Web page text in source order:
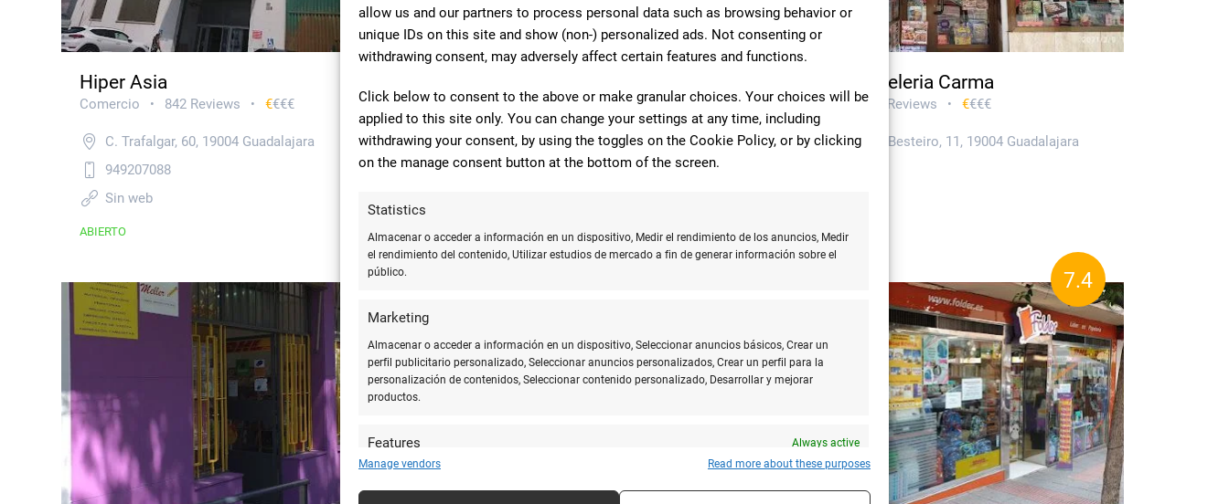
allow us and our partners to process personal data such as browsing behavior or
unique IDs on this site and show (non-) personalized ads. Not consenting or
withdrawing consent, may adversely affect certain features and functions.
Click below to consent to the above or make granular choices. Your choices will be
applied to this site only. You can change your settings at any time, including
withdrawing your consent, by using the toggles on the Cookie Policy, or by clicking
on the manage consent button at the bottom of the screen.
Statistics
Almacenar o acceder a información en un dispositivo, Medir el rendimiento de los anuncios, Medir
el rendimiento del contenido, Utilizar estudios de mercado a fin de generar información sobre el
público.
Marketing
Almacenar o acceder a información en un dispositivo, Seleccionar anuncios básicos, Crear un
perfil publicitario personalizado, Seleccionar anuncios personalizados, Crear un perfil para la
personalización de contenidos, Seleccionar contenido personalizado, Desarrollar y mejorar
productos.
Features Always active
Cotejar y combinar fuentes de datos off line, Vincular diferentes dispositivos, Recibir
Manage vendors Read more about these purposes
Hiper Asia
Comercio • 842 Reviews • €€€€
C. Trafalgar, 60, 19004 Guadalajara
949207088
Sin web
ABIERTO
Papelería • 95 Reviews • €€€€
Av. de Francia, 8, 19005 Guadalajara
949028050
CERRADO
Libreria Papeleria Carma
Papelería • 92 Reviews • €€€€
C. de Julián Besteiro, 11, 19004 Guadalajara
CERRADO
8.13 7.4